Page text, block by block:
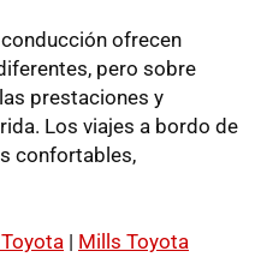
ofrecen
pero sobre
prestaciones y
Los viajes a bordo de
confortables,
| Mills Toyota